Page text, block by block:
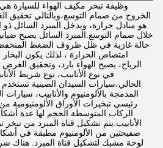
وظيفة تبخر مكيف الهواء للسيارة
الخروج من صمام التوسع،وبالتالي تحقيق
هو مبادل حرارة، ويدخل المبرد السائل
خلال صمام التوسع.المبرد السائل يصبح
حالة غازية في ظل ظروف الضغط
امتصاص الحرارة ، لذلك يكون
الرياح، يصبح الهواء بارد، وتحقيق
في نوع الأنابيب، نوع شريط
الحالي،سيارات السيدان الصينية
المدمجة بالألومنيوم والأنابيب،
رئيسي تبخيرات الأوراق الألومنيومية
الركاب المتوسطة الحجم لها عدة
الأنابيب.يتم تشكيل قناة المبرد من تبخر
صفيحتين من الألومنيوم مطبقة في
لوحة مشبك لتشكيل قناة المبرد. هناك